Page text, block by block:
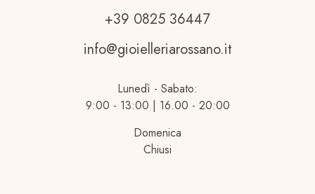
+39 0825 36447
info@gioielleriarossano.it
Lunedì - Sabato:
9:00 - 13:00 | 16.00 - 20:00
Domenica
Chiusi